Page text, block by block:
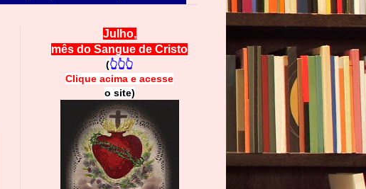
Julho,
mês do Sangue de Cristo
(👆👆👆
Clique acima e acesse
o site)